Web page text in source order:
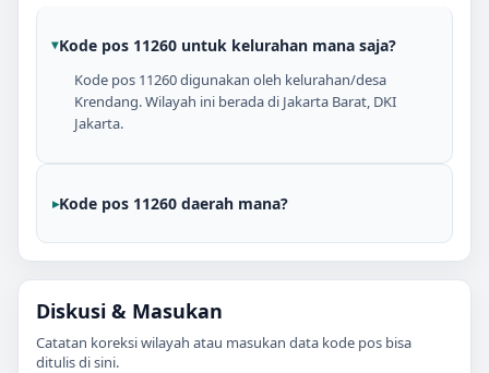
Kode pos 11260 untuk kelurahan mana saja?
Kode pos 11260 digunakan oleh kelurahan/desa
Krendang. Wilayah ini berada di Jakarta Barat, DKI
Jakarta.
Kode pos 11260 daerah mana?
Diskusi & Masukan
Catatan koreksi wilayah atau masukan data kode pos bisa
ditulis di sini.